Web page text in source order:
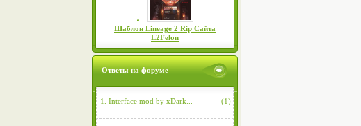
Шаблон Lineage 2 Rip Сайта
L2Felon
Ответы на форуме
1. Interface mod by xDark... (1)